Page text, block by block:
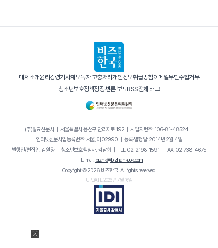
매체소개윤리강령기사제보독자 고충처리개인정보취급방침이메일무단수집거부
청소년보호정책정정·반론 보도RSS전체 태그
(주)일요신문사｜ 서울특별시 용산구 만리재로 192｜ 사업자번호: 106-81-48524｜
인터넷신문사업등록번호: 서울, 아02990 ｜ 등록·발행일: 2014년 2월 4일
발행인/편집인: 김원양｜ 청소년보호책임자: 김남희 ｜ TEL: 02-2198-1591 ｜ FAX: 02-738-4675
｜ E-mail: bizhk@bizhankook.com
Copyright © 2026 비즈한국. All rights reserved.
UPDATE 2026년 7월 16일